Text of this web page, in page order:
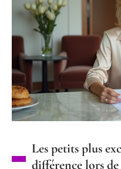
Les petits plus
différence lors